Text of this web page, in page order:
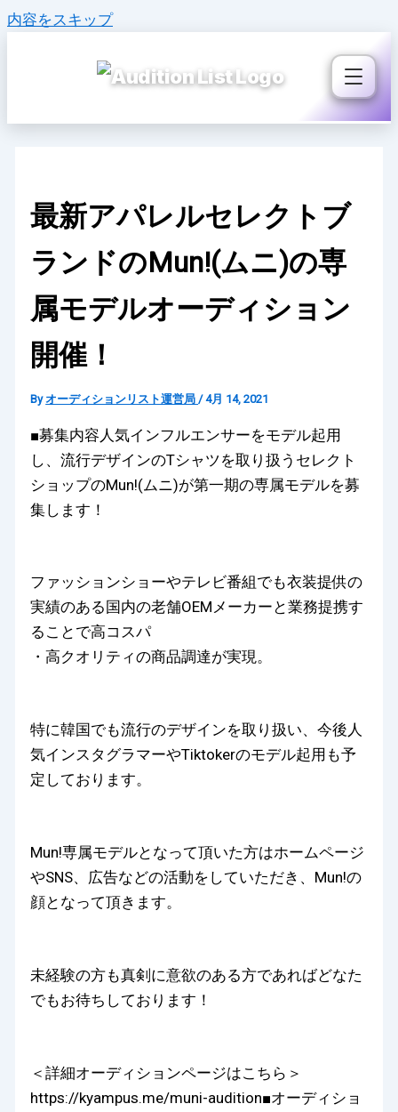
内容をスキップ
最新アパレルセレクトブ
ランドのMun!(ムニ)の専
属モデルオーディション
開催！
Byオーディションリスト運営局 /4月 14, 2021
■募集内容人気インフルエンサーをモデル起用
し、流行デザインのTシャツを取り扱うセレクト
ショップのMun!(ムニ)が第一期の専属モデルを募
集します！
ファッションショーやテレビ番組でも衣装提供の
実績のある国内の老舗OEMメーカーと業務提携す
ることで高コスパ
・高クオリティの商品調達が実現。
特に韓国でも流行のデザインを取り扱い、今後人
気インスタグラマーやTiktokerのモデル起用も予
定しております。
Mun!専属モデルとなって頂いた方はホームページ
やSNS、広告などの活動をしていただき、Mun!の
顔となって頂きます。
未経験の方も真剣に意欲のある方であればどなた
でもお待ちしております！
＜詳細オーディションページはこちら＞
https://kyampus.me/muni-audition■オーディショ